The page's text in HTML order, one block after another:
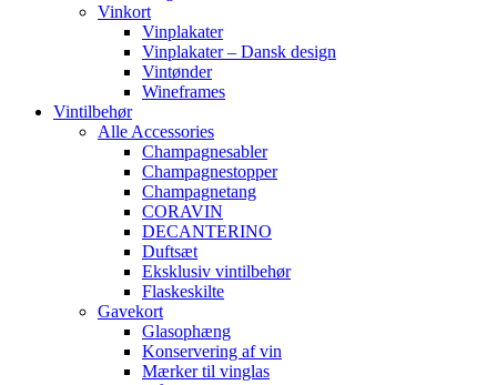
Vinkort
Vinplakater
Vinplakater – Dansk design
Vintønder
Wineframes
Vintilbehør
Alle Accessories
Champagnesabler
Champagnestopper
Champagnetang
CORAVIN
DECANTERINO
Duftsæt
Eksklusiv vintilbehør
Flaskeskilte
Gavekort
Glasophæng
Konservering af vin
Mærker til vinglas